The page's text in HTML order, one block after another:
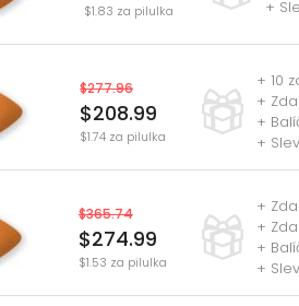
+
$1.83 za pilulka
+ 10
+
+
+
$277.96
$208.99
$1.74 za pilulka
+
+
+
+
$365.74
$274.99
$1.53 za pilulka